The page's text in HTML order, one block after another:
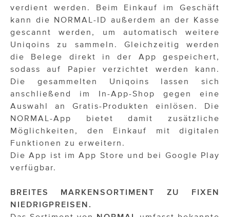
verdient werden. Beim Einkauf im Geschäft
kann die NORMAL-ID außerdem an der Kasse
gescannt werden, um automatisch weitere
Uniqoins zu sammeln. Gleichzeitig werden
die Belege direkt in der App gespeichert,
sodass auf Papier verzichtet werden kann.
Die gesammelten Uniqoins lassen sich
anschließend im In-App-Shop gegen eine
Auswahl an Gratis-Produkten einlösen. Die
NORMAL-App bietet damit zusätzliche
Möglichkeiten, den Einkauf mit digitalen
Funktionen zu erweitern.
Die App ist im App Store und bei Google Play
verfügbar.
BREITES MARKENSORTIMENT ZU FIXEN
NIEDRIGPREISEN.